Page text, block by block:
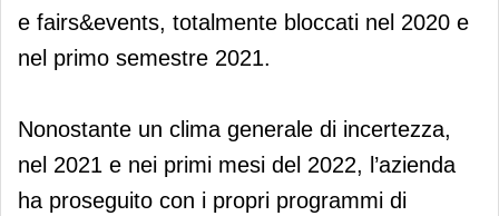
e fairs&events, totalmente bloccati nel 2020 e
nel primo semestre 2021.
Nonostante un clima generale di incertezza,
nel 2021 e nei primi mesi del 2022, l’azienda
ha proseguito con i propri programmi di